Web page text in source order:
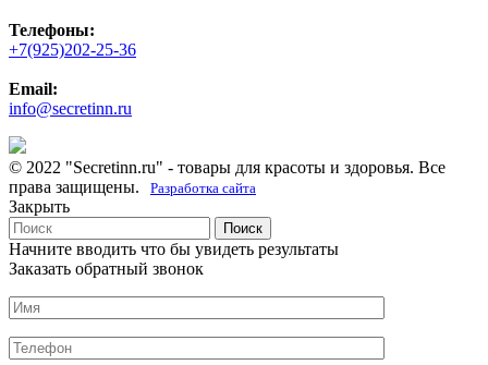
Телефоны:
+7(925)202-25-36
Email:
info@secretinn.ru
© 2022 "Secretinn.ru" - товары для красоты и здоровья. Все
права защищены.
Разработка сайта
Закрыть
Поиск
Начните вводить что бы увидеть результаты
Заказать обратный звонок